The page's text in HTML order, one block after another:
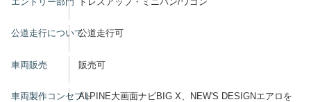
公道走行について公道走行可
車両販売 販売可
車両製作コンセプトALPINE大画面ナビBIG X、NEW'S DESIGNエアロを